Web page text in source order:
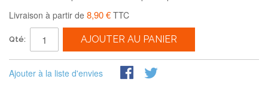
Livraison à partir de 8,90 € TTC
Qté: AJOUTER AU PANIER
Ajouter à la liste d'envies